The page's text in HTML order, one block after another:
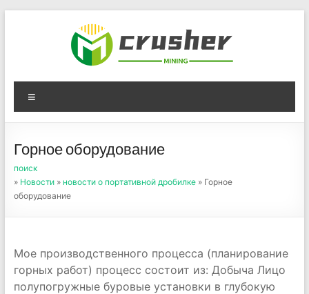
Оборудование для
дробления угля,
измельчения печного
порошка
Горное оборудование
поиск
» Новости» новости о портативной дробилке» Горное
оборудование
Мое производственного процесса (планирование
горных работ) процесс состоит из: Добыча Лицо
полупогружные буровые установки в глубокую